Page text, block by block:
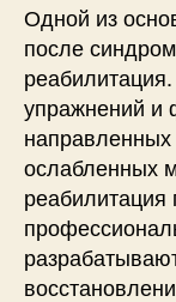
Одной из
после
упражнений и
ослабленных
реабилитация